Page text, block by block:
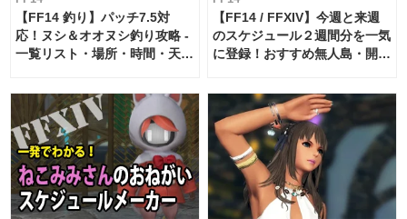
【FF14 釣り】パッチ7.5対
応！ヌシ＆オオヌシ釣り攻略 -
一覧リスト・場所・時間・天
【FF14 / FFXIV】今週と来週
のスケジュール２週間分を一気
に登録！おすすめ無人島・開拓
対応 / 毎週更新中】